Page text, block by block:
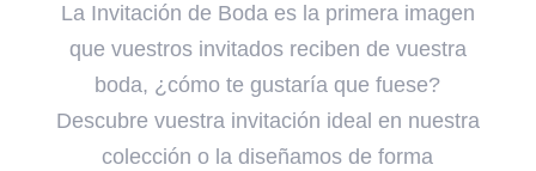
La Invitación de Boda es la primera imagen
que vuestros invitados reciben de vuestra
boda, ¿cómo te gustaría que fuese?
Descubre vuestra invitación ideal en nuestra
colección o la diseñamos de forma